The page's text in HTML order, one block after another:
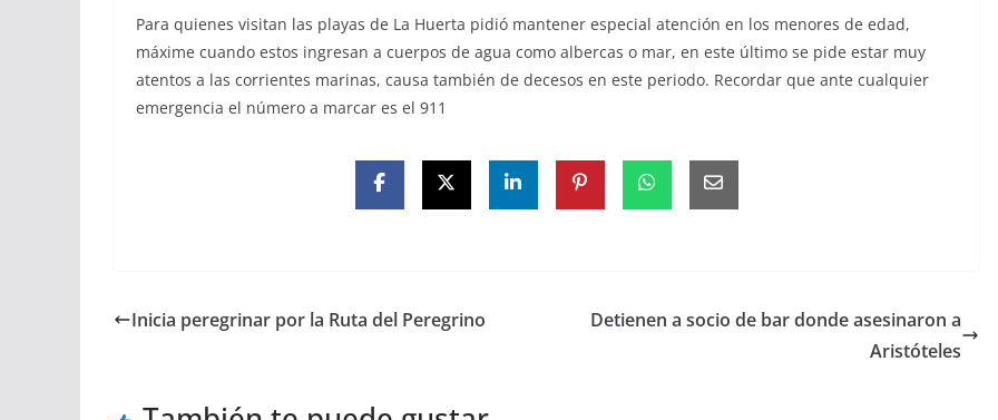
Para quienes visitan las playas de La Huerta pidió mantener especial atención en los menores de edad,
máxime cuando estos ingresan a cuerpos de agua como albercas o mar, en este último se pide estar muy
atentos a las corrientes marinas, causa también de decesos en este periodo. Recordar que ante cualquier
emergencia el número a marcar es el 911
Inicia peregrinar por la Ruta del Peregrino
Detienen a socio de bar donde asesinaron a
Aristóteles